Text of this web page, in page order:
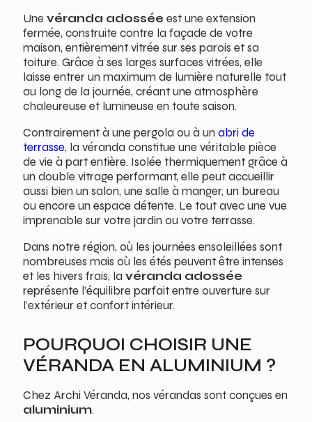
Une véranda adossée est une extension
fermée, construite contre la façade de votre
maison, entièrement vitrée sur ses parois et sa
toiture. Grâce à ses larges surfaces vitrées, elle
laisse entrer un maximum de lumière naturelle tout
au long de la journée, créant une atmosphère
chaleureuse et lumineuse en toute saison.
Contrairement à une pergola ou à un abri de
terrasse, la véranda constitue une véritable pièce
de vie à part entière. Isolée thermiquement grâce à
un double vitrage performant, elle peut accueillir
aussi bien un salon, une salle à manger, un bureau
ou encore un espace détente. Le tout avec une vue
imprenable sur votre jardin ou votre terrasse.
Dans notre région, où les journées ensoleillées sont
nombreuses mais où les étés peuvent être intenses
et les hivers frais, la véranda adossée
représente l’équilibre parfait entre ouverture sur
l’extérieur et confort intérieur.
POURQUOI CHOISIR UNE
VÉRANDA EN ALUMINIUM ?
Chez Archi Véranda, nos vérandas sont conçues en
aluminium.